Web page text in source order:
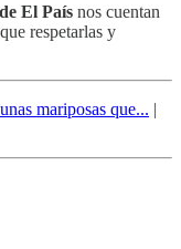
El País nos cuentan
respetarlas y
mariposas que... |